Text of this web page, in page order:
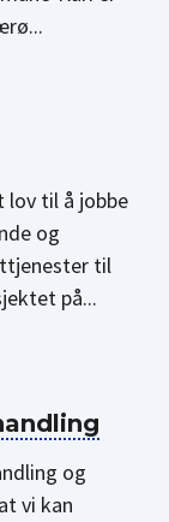
lov til å jobbe
og
til
på...
og
vi kan